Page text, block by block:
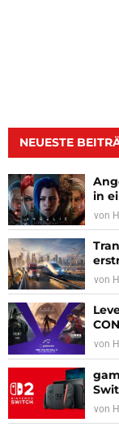
NEUESTE
in
von
von
von
von